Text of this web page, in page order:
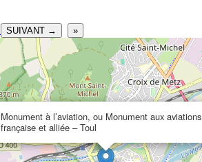
SUIVANT → »
Monument à l’aviation, ou Monument aux aviations
française et alliée – Toul